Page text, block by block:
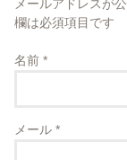
メールアドレスが
欄は必須項目です
名前*
メール*